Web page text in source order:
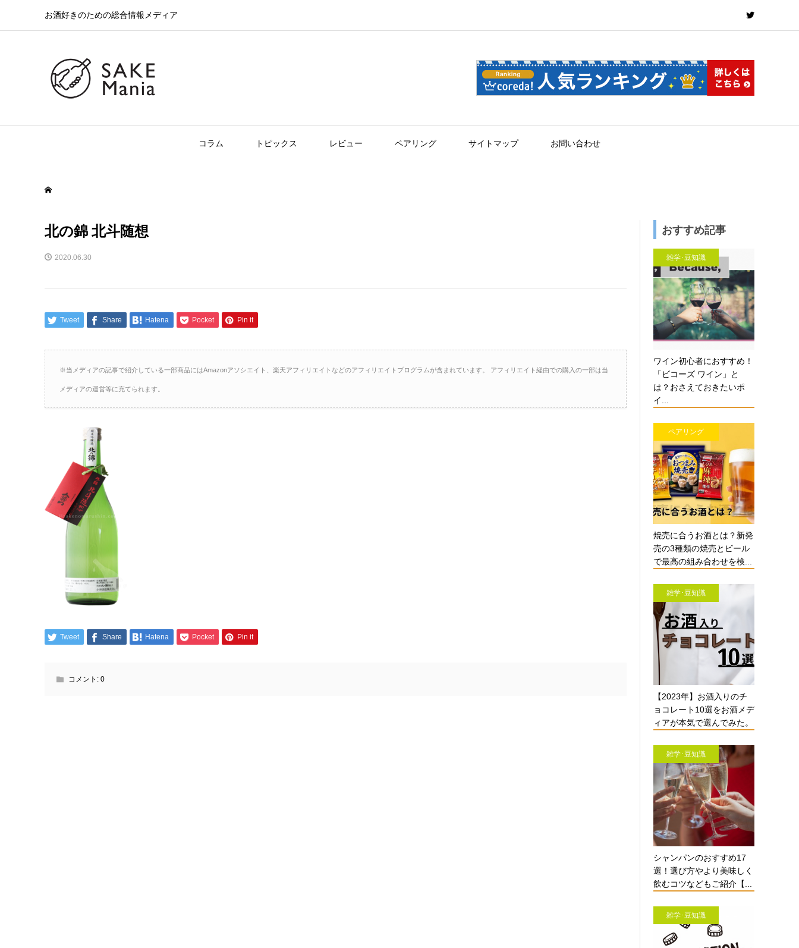
お酒好きのための総合情報メディア
コラム トピックス レビュー ペアリング サイトマップ お問い合わせ
北の錦 北斗随想
2020.06.30
Tweet Share Hatena Pocket Pin it
※当メディアの記事で紹介している一部商品にはAmazonアソシエイト、楽天アフィリエイトなどのアフィリエイトプログラムが含まれています。 アフィリエイト経由での購入の一部は当
メディアの運営等に充てられます。
Tweet Share Hatena Pocket Pin it
コメント: 0
おすすめ記事
雑学･豆知識
ワイン初心者におすすめ！
「ビコーズ ワイン」と
は？おさえておきたいポ
イ...
ペアリング
焼売に合うお酒とは？新発
売の3種類の焼売とビール
で最高の組み合わせを検...
雑学･豆知識
【2023年】お酒入りのチ
ョコレート10選をお酒メデ
ィアが本気で選んでみた。
雑学･豆知識
シャンパンのおすすめ17
選！選び方やより美味しく
飲むコツなどもご紹介【...
雑学･豆知識